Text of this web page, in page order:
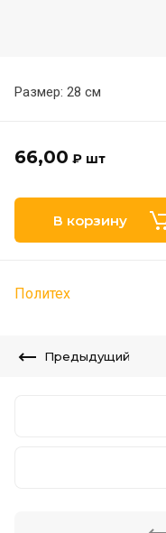
Размер: 28 см
66,00 ₽ шт
В корзину
Политех
Предыдущий